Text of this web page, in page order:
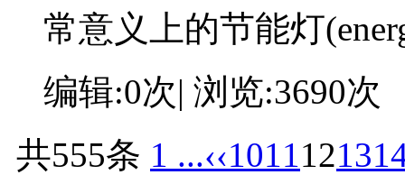
常意义上的节能灯
编辑:0次| 浏览:3690次
共555条 1 ...‹‹10111213